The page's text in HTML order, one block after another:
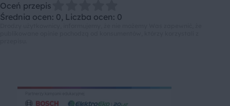
Oceń przepis
Średnia ocen: 0, Liczba ocen: 0